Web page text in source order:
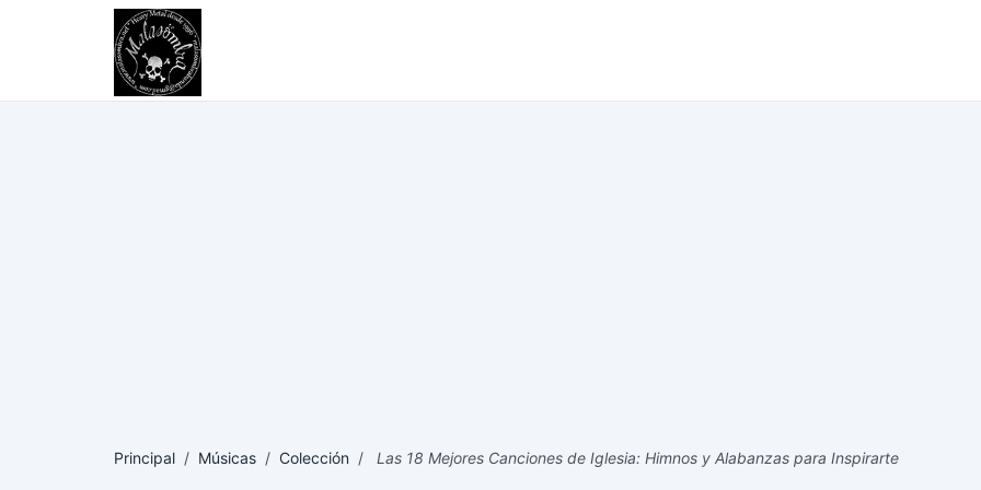
Principal / Músicas / Colección / Las 18 Mejores Canciones de Iglesia: Himnos y Alabanzas para Inspirarte